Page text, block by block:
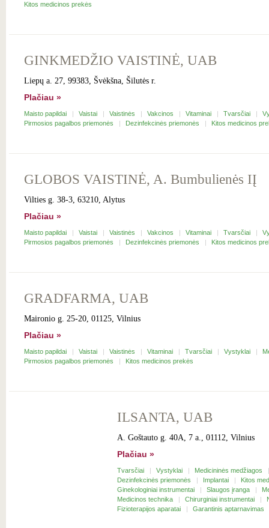
Kitos medicinos prekės
GINKMEDŽIO VAISTINĖ, UAB
Liepų a. 27, 99383, Švėkšna, Šilutės r.
Plačiau »
Maisto papildai Vaistai Vaistinės Vakcinos Vitaminai Tvarsčiai
Pirmosios pagalbos priemonės
Dezinfekcinės priemonės Kitos medicinos
GLOBOS VAISTINĖ, A. Bumbulienės IĮ
Vilties g. 38-3, 63210, Alytus
Plačiau »
Maisto papildai Vaistai Vaistinės Vakcinos Vitaminai Tvarsčiai
Pirmosios pagalbos priemonės
Dezinfekcinės priemonės Kitos medicinos
GRADFARMA, UAB
Maironio g. 25-20, 01125, Vilnius
Plačiau »
Maisto papildai Vaistai Vaistinės Vitaminai Tvarsčiai Vystyklai
Pirmosios pagalbos priemonės
Kitos medicinos prekės
ILSANTA, UAB
A. Goštauto g. 40A, 7 a., 01112, Vilnius
Plačiau »
Tvarsčiai Vystyklai
Medicininės medžiagos
Dezinfekcinės priemonės
Implantai
Kitos
Ginekologiniai instrumentai
Slaugos įranga
Medicinos technika
Chirurginiai instrumentai
Fizioterapijos aparatai
Garantinis aptarnavimas